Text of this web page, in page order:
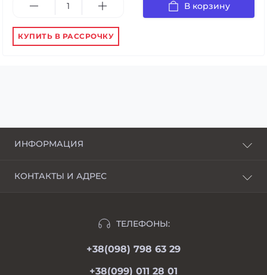
В корзину
КУПИТЬ В РАССРОЧКУ
ИНФОРМАЦИЯ
КОНТАКТЫ И АДРЕС
ТЕЛЕФОНЫ:
+38(098) 798 63 29
+38(099) 011 28 01